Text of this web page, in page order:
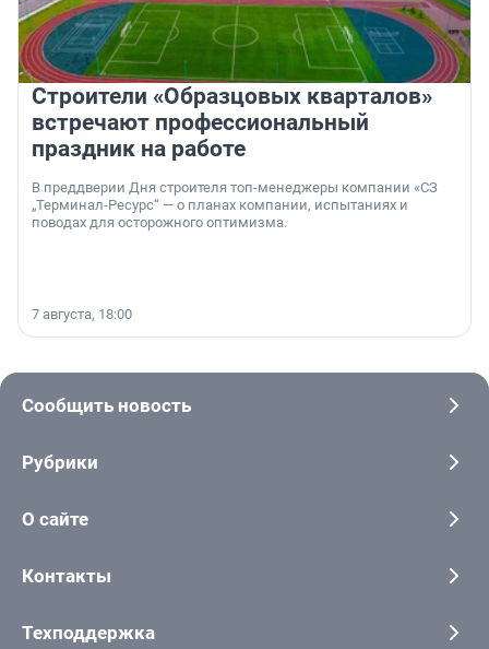
Строители «Образцовых кварталов»
встречают профессиональный
праздник на работе
В преддверии Дня строителя топ-менеджеры компании «СЗ
„Терминал-Ресурс“ — о планах компании, испытаниях и
поводах для осторожного оптимизма.
7 августа, 18:00
Сообщить новость
Рубрики
О сайте
Контакты
Техподдержка